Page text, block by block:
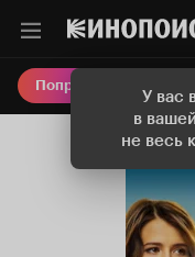
У вас
в
не весь
Попробовать Плюс